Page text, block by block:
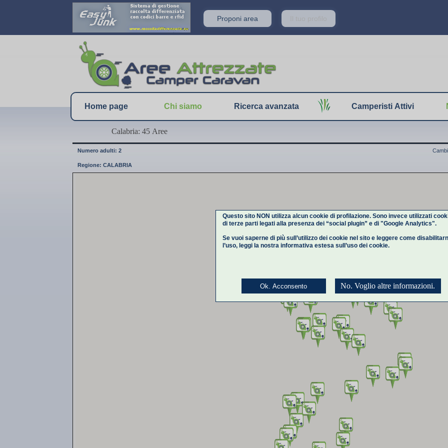
Home page Chi siamo Ricerca avanzata Camperisti Attivi
Numero adulti: 2
Regione: CALABRIA
Calabria: 45 Aree
Proponi area
Questo sito NON utilizza alcun cookie di profilazione. Sono invece utilizzati
di terze parti legati alla presenza dei “social plugin” e di "Google Analytics".
Se vuoi saperne di più sull’utilizzo dei cookie nel sito e leggere come
l’uso,leggi la nostra informativa estesasull’uso dei cookie.
Ok. Acconsento No. Voglio altre informazioni.